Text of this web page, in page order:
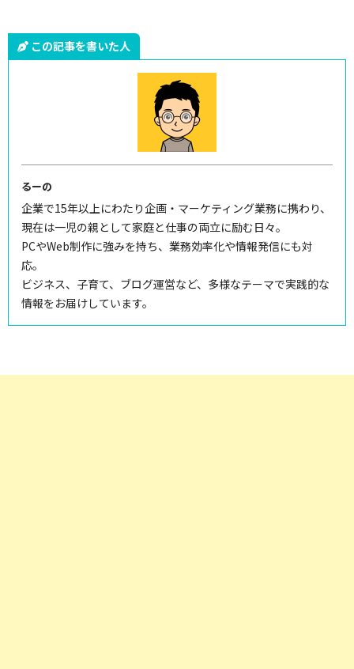
この記事を書いた人
るーの
企業で15年以上にわたり企画・マーケティング業務に携わり、
現在は一児の親として家庭と仕事の両立に励む日々。
PCやWeb制作に強みを持ち、業務効率化や情報発信にも対
応。
ビジネス、子育て、ブログ運営など、多様なテーマで実践的な
情報をお届けしています。